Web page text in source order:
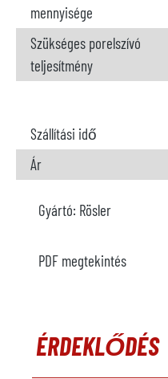
mennyisége
Szükséges porelszívó
teljesítmény
Szállítási idő
Ár
Gyártó: Rösler
PDF megtekintés
ÉRDEKLŐDÉS